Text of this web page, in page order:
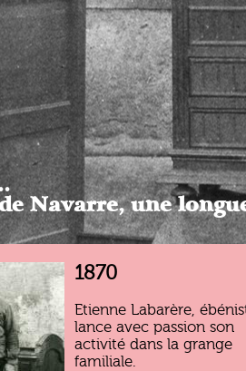
Navarre, une
1870
Etienne Labarère,
lance avec passion son
activité dans la grange
familiale.